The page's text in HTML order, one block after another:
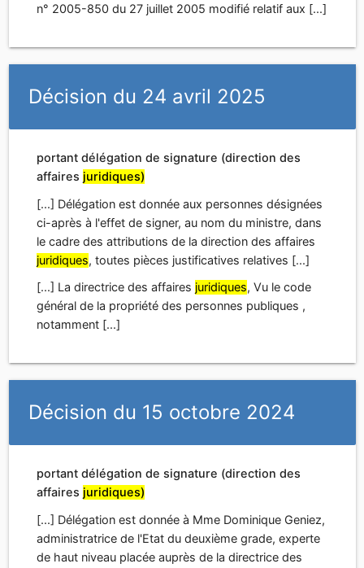
n° 2005-850 du 27 juillet 2005 modifié relatif aux [...]
Décision du 24 avril 2025
portant délégation de signature (direction des
affaires juridiques)
[...] Délégation est donnée aux personnes désignées
ci-après à l'effet de signer, au nom du ministre, dans
le cadre des attributions de la direction des affaires
juridiques, toutes pièces justificatives relatives [...]
[...] La directrice des affaires juridiques, Vu le code
général de la propriété des personnes publiques ,
notamment [...]
Décision du 15 octobre 2024
portant délégation de signature (direction des
affaires juridiques)
[...] Délégation est donnée à Mme Dominique Geniez,
administratrice de l'Etat du deuxième grade, experte
de haut niveau placée auprès de la directrice des